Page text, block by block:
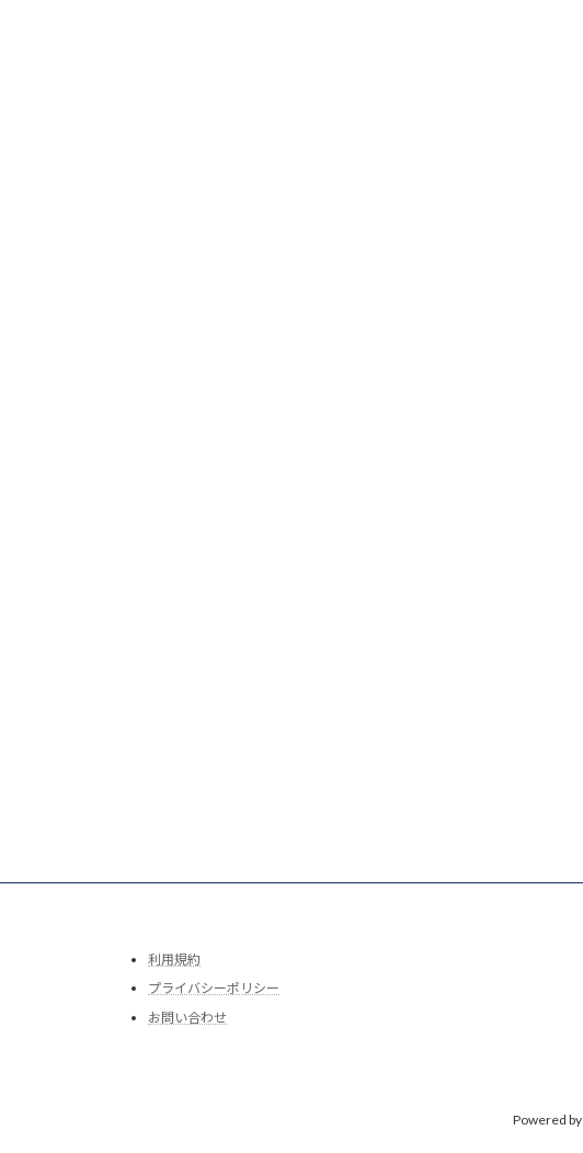
利用規約
プライバシーポリシー
お問い合わせ
Powered by